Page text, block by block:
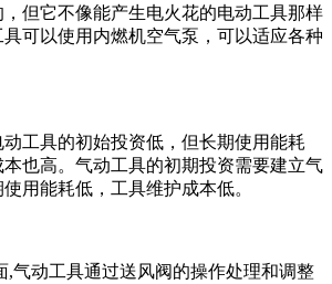
但它不像能产生电火花的电动工具那样
可以使用内燃机空气泵，可以适应各种
工具的初始投资低，但长期使用能耗
也高。气动工具的初期投资需要建立气
用能耗低，工具维护成本低。
,气动工具通过送风阀的操作处理和调整